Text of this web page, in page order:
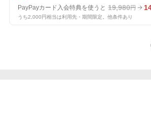
PayPayカード入会特典を使うと 19,980円
うち2,000円相当は利用先・期間限定。他条件あり